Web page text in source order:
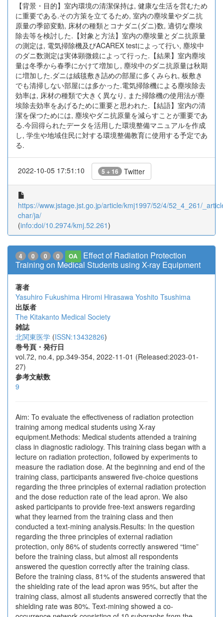
【背景・目的】室内環境の清潔保持は, 健康な生活を営むため
に重要である.その方策を立てるため, 室内の塵埃量やダニ抗
原量の季節変動, 床材の種類とコナダニ(ダニ)数, 適切な塵埃
除去等を検討した.【対象と方法】室内の塵埃量とダニ抗原量
の測定は, 電気掃除機及びACAREX testによって行い, 塵埃中
のダニ数測定は実体顕微鏡によって行った.【結果】室内塵埃
量は冬季から春季にかけて増加し, 塵埃中のダニ抗原量は秋期
に増加した.ダニは絨毯敷き詰めの部屋に多くみられ, 板敷き
でも清掃しない部屋には多かった.電気掃除機による塵埃除去
効率は, 床材の種類で大きく異なり, また掃除機の使用法が塵
埃除去効率をあげるために重要と思われた.【結語】室内の清
潔を保つためには, 塵埃やダニ抗原量を減らすことが重要であ
る.今回得られたデータを活用した環境整備マニュアルを作成
し, 学生や地域住民に対する環境整備教育に使用する予定であ
る.
2022-10-05 17:51:10 5 + 16 Twitter
https://www.jstage.jst.go.jp/article/kmj1997/52/4/52_4_261/
char/ja/
(info:doi/10.2974/kmj.52.261)
4 0 0 0 OA
Effect of Radiation Protection
Training on Medical Students using X-ray Equipment
著者
Yasuhiro Fukushima Hiromi Hirasawa Yoshito Tsushima
出版者
The Kitakanto Medical Society
雑誌
北関東医学 (ISSN:13432826)
巻号頁・発行日
vol.72, no.4, pp.349-354, 2022-11-01 (Released:2023-01-
27)
参考文献数
9
Aim: To evaluate the effectiveness of radiation protection
training among medical students using X-ray
equipment.Methods: Medical students attended a training
class in diagnostic radiology. This training class began with a
lecture on radiation protection, followed by experiments to
measure the radiation dose. At the beginning and end of the
training class, participants answered five-choice questions
regarding the three principles of external radiation protection
and the dose reduction rate of the lead apron. We also
asked participants to provide free-text answers regarding
what they learned from the training class and then
conducted a text-mining analysis.Results: In the question
regarding the three principles of external radiation
protection, only 86% of students correctly answered “time”
before the training class, but almost all respondents
answered the question correctly after the training class.
Before the training class, 81% of the students answered that
the shielding rate of the lead apron was 95%, but after the
training class, almost all students answered correctly that the
shielding rate was 80%. Text-mining showed a co-